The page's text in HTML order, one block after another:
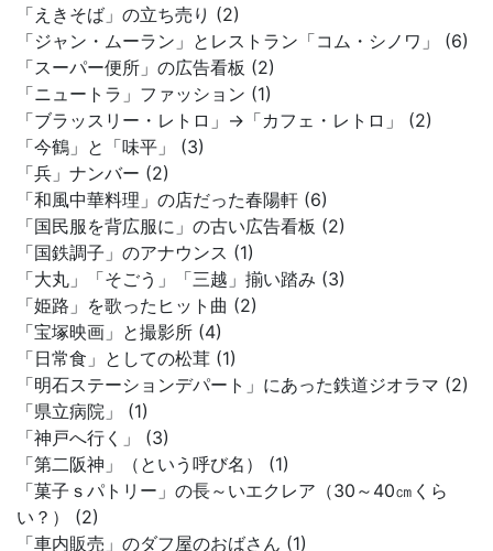
「えきそば」の立ち売り (2)
「ジャン・ムーラン」とレストラン「コム・シノワ」 (6)
「スーパー便所」の広告看板 (2)
「ニュートラ」ファッション (1)
「ブラッスリー・レトロ」→「カフェ・レトロ」 (2)
「今鶴」と「味平」 (3)
「兵」ナンバー (2)
「和風中華料理」の店だった春陽軒 (6)
「国民服を背広服に」の古い広告看板 (2)
「国鉄調子」のアナウンス (1)
「大丸」「そごう」「三越」揃い踏み (3)
「姫路」を歌ったヒット曲 (2)
「宝塚映画」と撮影所 (4)
「日常食」としての松茸 (1)
「明石ステーションデパート」にあった鉄道ジオラマ (2)
「県立病院」 (1)
「神戸へ行く」 (3)
「第二阪神」（という呼び名） (1)
「菓子ｓパトリー」の長～いエクレア（30～40㎝くら
い？） (2)
「車内販売」のダフ屋のおばさん (1)